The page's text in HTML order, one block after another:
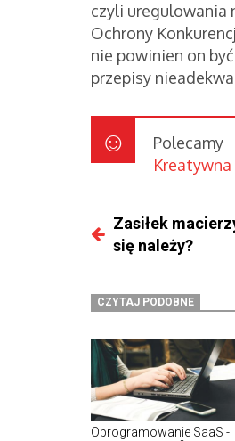
czyli uregulowania
Ochrony
nie powinien on
przepisy
Polecamy
Zasiłek
się należy?
CZYTAJ PODOBNE
Oprogramowanie SaaS -